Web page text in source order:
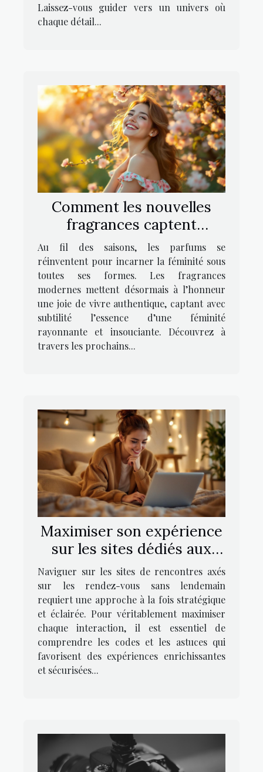
Laissez-vous guider vers un univers où
chaque détail...
Comment les nouvelles
fragrances captent
l'essence de la féminité
joviale ?
Au fil des saisons, les parfums se
réinventent pour incarner la féminité sous
toutes ses formes. Les fragrances
modernes mettent désormais à l’honneur
une joie de vivre authentique, captant avec
subtilité l’essence d’une féminité
rayonnante et insouciante. Découvrez à
travers les prochains...
Maximiser son expérience
sur les sites dédiés aux
rendez-vous sans
lendemain
Naviguer sur les sites de rencontres axés
sur les rendez-vous sans lendemain
requiert une approche à la fois stratégique
et éclairée. Pour véritablement maximiser
chaque interaction, il est essentiel de
comprendre les codes et les astuces qui
favorisent des expériences enrichissantes
et sécurisées...